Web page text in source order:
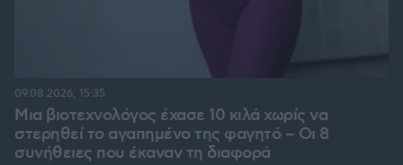
Μια βιοτεχνολόγος έχασε 10 κιλά χωρίς να
στερηθεί το αγαπημένο της φαγητό – Οι 8
συνήθειες που έκαναν τη διαφορά
09.08.2026, 15:35